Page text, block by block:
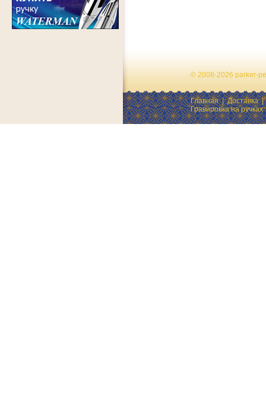
© 2008-2026 parker-
Главная|Доставка
Гравировка на ручках